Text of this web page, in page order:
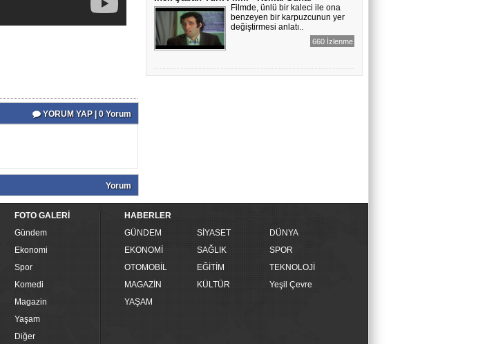
YORUM YAP | 0 Yorum
Yorum
Filmde, ünlü bir kaleci ile ona
benzeyen bir karpuzcunun yer
değiştirmesi anlatı..
660 İzlenme
FOTO GALERİ
Gündem
Ekonomi
Spor
Komedi
Magazin
Yaşam
Diğer
HABERLER
GÜNDEM
SİYASET
DÜNYA
EKONOMİ
SAĞLIK
SPOR
OTOMOBİL
EĞİTİM
TEKNOLOJİ
MAGAZİN
KÜLTÜR
Yeşil Çevre
YAŞAM